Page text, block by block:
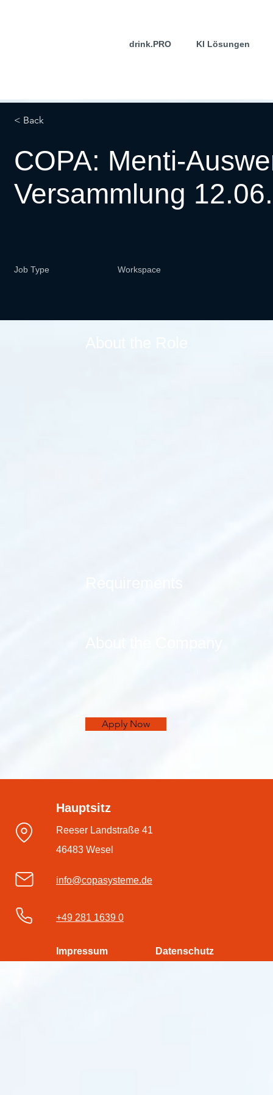
drink.PRO KI Lösungen
< Back
COPA: Menti-
Versammlung
Job Type Workspace
Apply Now
Hauptsitz
Reeser Landstraße 41
46483 Wesel
info@copasysteme.de
+49 281 1639 0
Impressum Datenschutz